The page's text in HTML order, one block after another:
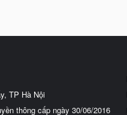
TP Hà Nội
thông cấp ngày 30/06/2016